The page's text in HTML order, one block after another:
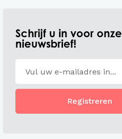
Schrijf u in voor onze
nieuwsbrief!
Registreren